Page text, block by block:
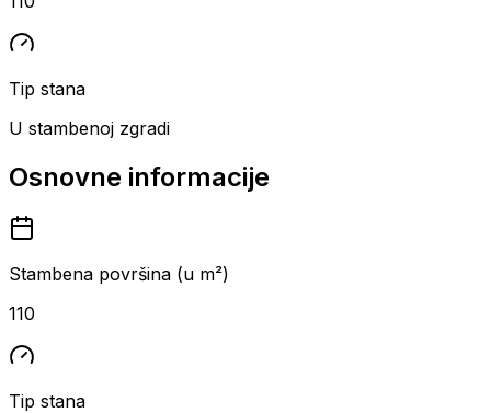
Tip stana
U stambenoj zgradi
Osnovne informacije
Stambena površina (u m²)
110
Tip stana